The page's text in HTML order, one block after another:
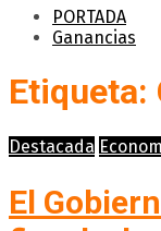
PORTADA
Ganancias
Etiqueta:
Destacada
El